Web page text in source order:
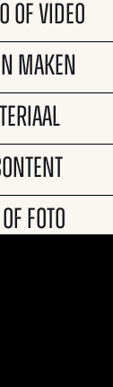
OF VIDEO
MAKEN
FOTO